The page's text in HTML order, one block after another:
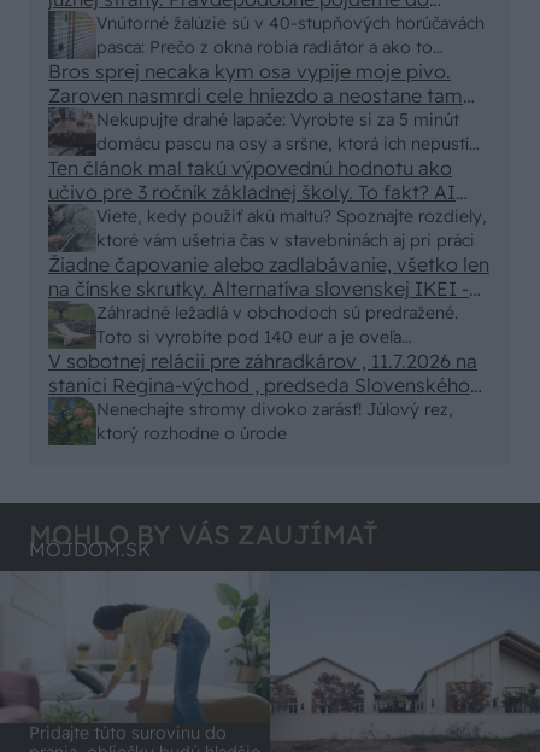
Vnútorné žalúzie sú v 40-stupňových horúčavách
pasca: Prečo z okna robia radiátor a ako to
vyriešiť za pár eur?
vonkajšieho tienenia na spôsob markízy
250x150cm. Čínsky predajcovia idú okolo 100
eur kus.
Nekupujte drahé lapače: Vyrobte si za 5 minút
domácu pascu na osy a sršne, ktorá ich nepustí
von
Bros sprej necaka kym osa vypije moje pivo.
Zaroven nasmrdi cele hniezdo a neostane tam
nic zive. Vasa pasca naucinke moc efektivne.
Skor pritiahne slimaky
Viete, kedy použiť akú maltu? Spoznajte rozdiely,
ktoré vám ušetria čas v stavebninách aj pri práci
Ten článok mal takú výpovednú hodnotu ako
učivo pre 3 ročník základnej školy. To fakt? AI
alebo nejaka kniha z VŠ? Dnešné rychlotvrdnuce
malty - pevnosť 40 Mpa a doba schnutia tak 15
minut , k tomu vodotesné s kryštálikou. A rozdiel
- schnutie a zretie. Nič?
Záhradné ležadlá v obchodoch sú predražené.
Toto si vyrobíte pod 140 eur a je oveľa
pohodlnejšie!
Žiadne čapovanie alebo zadlabávanie, všetko len
na čínske skrutky. Alternatíva slovenskej IKEI -
čo sa týka pevnosti. Autor si nedal veľa námahy s
remeselným spracovaním, škoda. No lepšie než
ten odpad z DTD predávaný v Kauflande alebo
Lídli.
Nenechajte stromy divoko zarásť! Júlový rez,
ktorý rozhodne o úrode
V sobotnej relácii pre záhradkárov , 11.7.2026 na
stanici Regina-východ , predseda Slovenského
zväzu záhradkárov pán Jakubech tvrdil, že to, že
vlky sú neproduktívne , nie je pravda. Aj vlky je
MOHLO BY VÁS ZAUJÍMAŤ
MÔJDOM.SK
Pridajte túto surovinu do